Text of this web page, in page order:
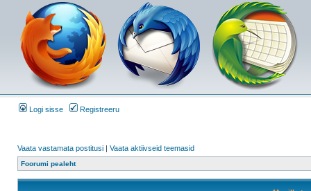
Logi sisse Registreeru
Vaata vastamata postitusi | Vaata aktiivseid teemasid
Foorumi pealeht